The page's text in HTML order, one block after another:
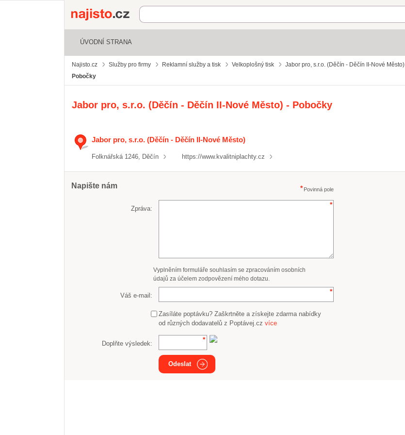
Najisto.cz
ÚVODNÍ STRANA
Najisto.cz Služby pro firmy Reklamní služby a tisk Velkoplošný tisk
Jabor pro, s.r.o. (Děčín - Děčín II-Nové Město)
Pobočky
Jabor pro, s.r.o. (Děčín - Děčín II-Nové Město) - Pobočky
Jabor pro, s.r.o. (Děčín - Děčín II-Nové Město)
Folknářská 1246, Děčín https://www.kvalitniplachty.cz
Napište nám Povinná pole
Zpráva:
Vyplněním formuláře souhlasím se zpracováním osobních
údajů za účelem zodpovězení mého dotazu.
Váš e-mail:
Zasíláte poptávku? Zaškrtněte a získejte zdarma nabídky
od různých dodavatelů z Poptávej.cz více
Doplňte výsledek:
Odeslat